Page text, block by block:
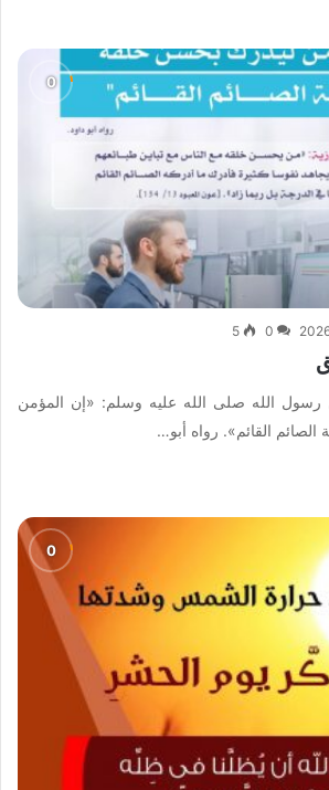
0
5
الله صلى الله عليه وسلم: «إن المؤمن
القائم». رواه أبو…